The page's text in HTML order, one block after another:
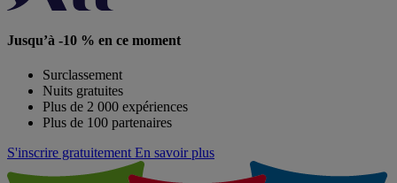
Jusqu’à -10 % en ce moment
Surclassement
Nuits gratuites
Plus de 2 000 expériences
Plus de 100 partenaires
S'inscrire gratuitement En savoir plus